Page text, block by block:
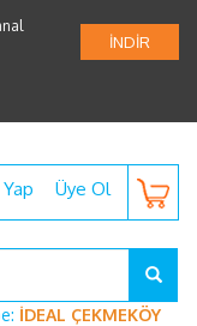
İNDİR
Üye Ol
İDEAL ÇEKMEKÖY